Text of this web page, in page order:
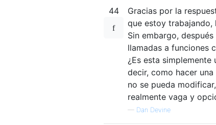
44
Gracias por la
que estoy trabajando,
Sin embargo,
llamadas a funciones
¿Es esta
decir, como hacer
no se pueda
realmente vaga y
— Dan Devine